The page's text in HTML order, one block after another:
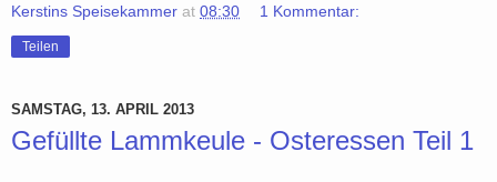
Kerstins Speisekammer at 08:30 1 Kommentar:
Teilen
SAMSTAG, 13. APRIL 2013
Gefüllte Lammkeule - Osteressen Teil 1